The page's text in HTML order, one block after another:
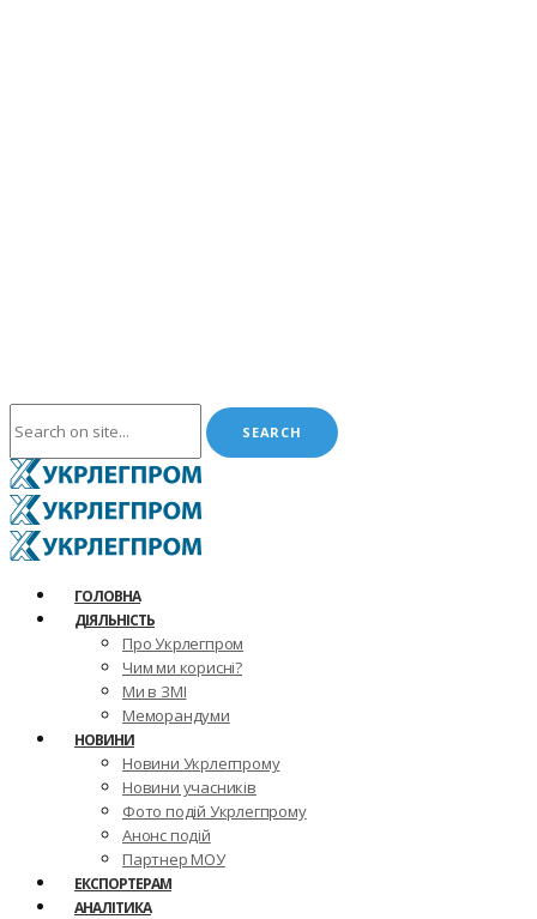
ГОЛОВНА
ДІЯЛЬНІСТЬ
Про Укрлегпром
Чим ми корисні?
Ми в ЗМІ
Меморандуми
НОВИНИ
Новини Укрлегпрому
Новини учасників
Фото подій Укрлегпрому
Анонс подій
Партнер МОУ
ЕКСПОРТЕРАМ
АНАЛІТИКА